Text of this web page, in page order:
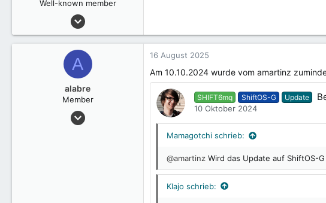
:
Well-known member
15 Januar 2025
A
alabre
Member
10 Dezember 2021
16 August 2025
Am 10.10.2024 wurde vom amartinz
SHIFT6mq ShiftOS-G Update
10 Oktober 2024
Mamagotchi schrieb:
@amartinz Wird das Update auf ShiftOS-
Klajo schrieb: